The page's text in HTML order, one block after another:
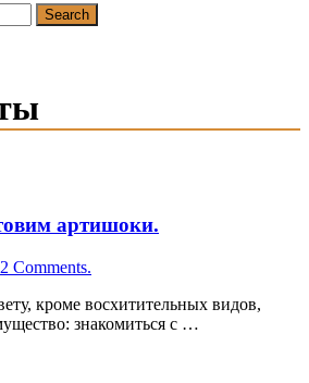
артишоки.
2 Comments.
кроме восхитительных видов,
знакомиться с …